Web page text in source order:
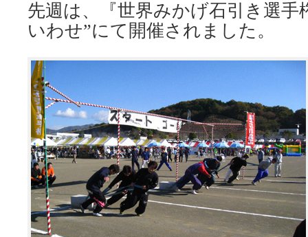
先週は、『世界みかげ石引き選手
いわせ”にて開催されました。